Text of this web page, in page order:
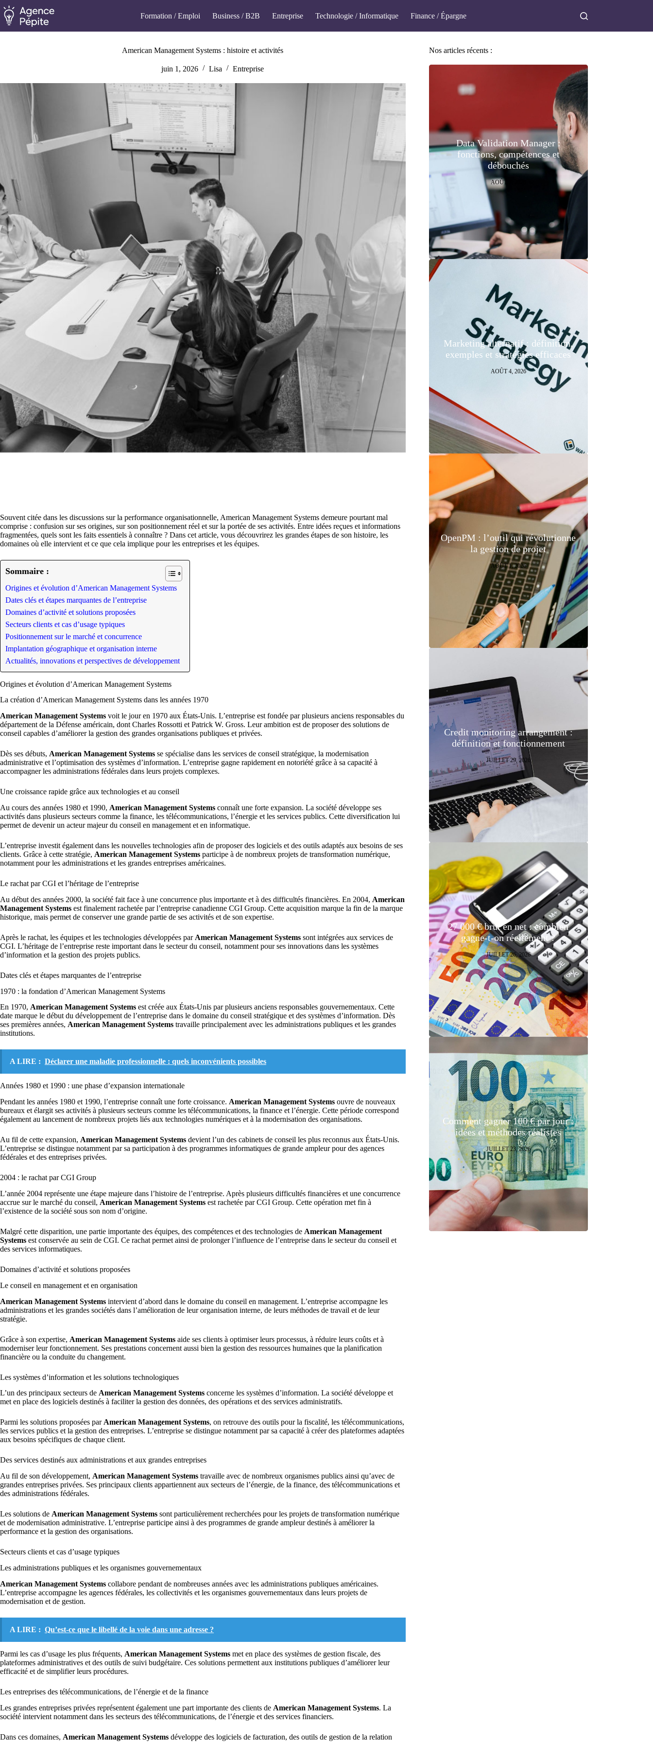
Passer
au
contenu
Formation / Emploi Business / B2B Entreprise Technologie / Informatique Finance / Épargne
American Management Systems : histoire et activités
juin 1, 2026 Lisa Entreprise
Souvent citée dans les discussions sur la performance organisationnelle, American Management Systems demeure pourtant mal
comprise : confusion sur ses origines, sur son positionnement réel et sur la portée de ses activités. Entre idées reçues et informations
fragmentées, quels sont les faits essentiels à connaître ? Dans cet article, vous découvrirez les grandes étapes de son histoire, les
domaines où elle intervient et ce que cela implique pour les entreprises et les équipes.
Sommaire :
Origines et évolution d’American Management Systems
Dates clés et étapes marquantes de l’entreprise
Domaines d’activité et solutions proposées
Secteurs clients et cas d’usage typiques
Positionnement sur le marché et concurrence
Implantation géographique et organisation interne
Actualités, innovations et perspectives de développement
Origines et évolution d’American Management Systems
La création d’American Management Systems dans les années 1970
American Management Systems voit le jour en 1970 aux États-Unis. L’entreprise est fondée par plusieurs anciens responsables du
département de la Défense américain, dont Charles Rossotti et Patrick W. Gross. Leur ambition est de proposer des solutions de
conseil capables d’améliorer la gestion des grandes organisations publiques et privées.
Dès ses débuts, American Management Systems se spécialise dans les services de conseil stratégique, la modernisation
administrative et l’optimisation des systèmes d’information. L’entreprise gagne rapidement en notoriété grâce à sa capacité à
accompagner les administrations fédérales dans leurs projets complexes.
Une croissance rapide grâce aux technologies et au conseil
Au cours des années 1980 et 1990, American Management Systems connaît une forte expansion. La société développe ses
activités dans plusieurs secteurs comme la finance, les télécommunications, l’énergie et les services publics. Cette diversification lui
permet de devenir un acteur majeur du conseil en management et en informatique.
L’entreprise investit également dans les nouvelles technologies afin de proposer des logiciels et des outils adaptés aux besoins de ses
clients. Grâce à cette stratégie, American Management Systems participe à de nombreux projets de transformation numérique,
notamment pour les administrations et les grandes entreprises américaines.
Le rachat par CGI et l’héritage de l’entreprise
Au début des années 2000, la société fait face à une concurrence plus importante et à des difficultés financières. En 2004, American
Management Systems est finalement rachetée par l’entreprise canadienne CGI Group. Cette acquisition marque la fin de la marque
historique, mais permet de conserver une grande partie de ses activités et de son expertise.
Après le rachat, les équipes et les technologies développées par American Management Systems sont intégrées aux services de
CGI. L’héritage de l’entreprise reste important dans le secteur du conseil, notamment pour ses innovations dans les systèmes
d’information et la gestion des projets publics.
Dates clés et étapes marquantes de l’entreprise
1970 : la fondation d’American Management Systems
En 1970, American Management Systems est créée aux États-Unis par plusieurs anciens responsables gouvernementaux. Cette
date marque le début du développement de l’entreprise dans le domaine du conseil stratégique et des systèmes d’information. Dès
ses premières années, American Management Systems travaille principalement avec les administrations publiques et les grandes
institutions.
A LIRE : Déclarer une maladie professionnelle : quels inconvénients possibles
Années 1980 et 1990 : une phase d’expansion internationale
Pendant les années 1980 et 1990, l’entreprise connaît une forte croissance. American Management Systems ouvre de nouveaux
bureaux et élargit ses activités à plusieurs secteurs comme les télécommunications, la finance et l’énergie. Cette période correspond
également au lancement de nombreux projets liés aux technologies numériques et à la modernisation des organisations.
Au fil de cette expansion, American Management Systems devient l’un des cabinets de conseil les plus reconnus aux États-Unis.
L’entreprise se distingue notamment par sa participation à des programmes informatiques de grande ampleur pour des agences
fédérales et des entreprises privées.
2004 : le rachat par CGI Group
L’année 2004 représente une étape majeure dans l’histoire de l’entreprise. Après plusieurs difficultés financières et une concurrence
accrue sur le marché du conseil, American Management Systems est rachetée par CGI Group. Cette opération met fin à
l’existence de la société sous son nom d’origine.
Malgré cette disparition, une partie importante des équipes, des compétences et des technologies de American Management
Systems est conservée au sein de CGI. Ce rachat permet ainsi de prolonger l’influence de l’entreprise dans le secteur du conseil et
des services informatiques.
Domaines d’activité et solutions proposées
Le conseil en management et en organisation
American Management Systems intervient d’abord dans le domaine du conseil en management. L’entreprise accompagne les
administrations et les grandes sociétés dans l’amélioration de leur organisation interne, de leurs méthodes de travail et de leur
stratégie.
Grâce à son expertise, American Management Systems aide ses clients à optimiser leurs processus, à réduire leurs coûts et à
moderniser leur fonctionnement. Ses prestations concernent aussi bien la gestion des ressources humaines que la planification
financière ou la conduite du changement.
Les systèmes d’information et les solutions technologiques
L’un des principaux secteurs de American Management Systems concerne les systèmes d’information. La société développe et
met en place des logiciels destinés à faciliter la gestion des données, des opérations et des services administratifs.
Parmi les solutions proposées parAmerican Management Systems, on retrouve des outils pour la fiscalité, les télécommunications,
les services publics et la gestion des entreprises. L’entreprise se distingue notamment par sa capacité à créer des plateformes adaptées
aux besoins spécifiques de chaque client.
Des services destinés aux administrations et aux grandes entreprises
Au fil de son développement, American Management Systems travaille avec de nombreux organismes publics ainsi qu’avec de
grandes entreprises privées. Ses principaux clients appartiennent aux secteurs de l’énergie, de la finance, des télécommunications et
des administrations fédérales.
Les solutions de American Management Systems sont particulièrement recherchées pour les projets de transformation numérique
et de modernisation administrative. L’entreprise participe ainsi à des programmes de grande ampleur destinés à améliorer la
performance et la gestion des organisations.
Secteurs clients et cas d’usage typiques
Les administrations publiques et les organismes gouvernementaux
American Management Systems collabore pendant de nombreuses années avec les administrations publiques américaines.
L’entreprise accompagne les agences fédérales, les collectivités et les organismes gouvernementaux dans leurs projets de
modernisation et de gestion.
A LIRE : Qu’est-ce que le libellé de la voie dans une adresse ?
Parmi les cas d’usage les plus fréquents, American Management Systems met en place des systèmes de gestion fiscale, des
plateformes administratives et des outils de suivi budgétaire. Ces solutions permettent aux institutions publiques d’améliorer leur
efficacité et de simplifier leurs procédures.
Les entreprises des télécommunications, de l’énergie et de la finance
Les grandes entreprises privées représentent également une part importante des clients de American Management Systems. La
société intervient notamment dans les secteurs des télécommunications, de l’énergie et des services financiers.
Dans ces domaines, American Management Systems développe des logiciels de facturation, des outils de gestion de la relation
Nos articles récents :
Data Validation Manager :
fonctions, compétences et
débouchés
AOÛT 7, 2026
Marketing alternatif : définition,
exemples et stratégies efficaces
AOÛT 4, 2026
OpenPM : l’outil qui révolutionne
la gestion de projet
AOÛT 1, 2026
Credit monitoring arrangement :
définition et fonctionnement
JUILLET 29, 2026
27 000 € brut en net : combien
gagne-t-on réellement ?
JUILLET 26, 2026
Comment gagner 100 € par jour :
idées et méthodes réalistes
JUILLET 23, 2026